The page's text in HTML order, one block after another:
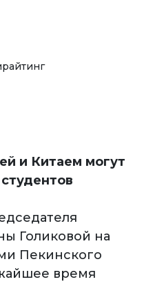
и Китаем могут
Голиковой на
Пекинского
время